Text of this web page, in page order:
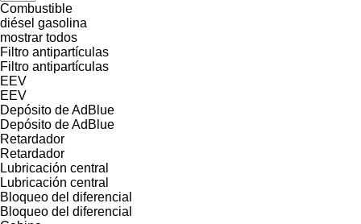
Combustible
diésel gasolina
mostrar todos
Filtro antipartículas
Filtro antipartículas
EEV
EEV
Depósito de AdBlue
Depósito de AdBlue
Retardador
Retardador
Lubricación central
Lubricación central
Bloqueo del diferencial
Bloqueo del diferencial